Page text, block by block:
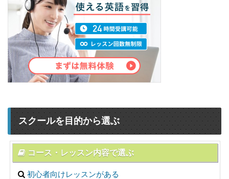
スクールを目的から選ぶ
コース・レッスン内容で選ぶ
初心者向けレッスンがある